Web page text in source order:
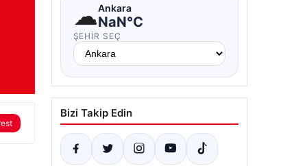
☁Ankara
NaN°C
ŞEHIR SEÇ
Bizi Takip Edin